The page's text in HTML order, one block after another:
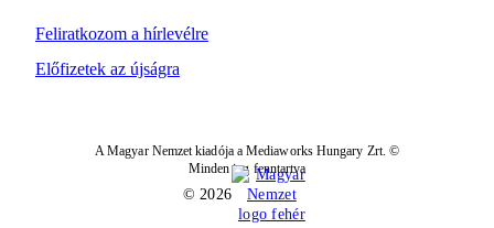
Feliratkozom a hírlevélre
Előfizetek az újságra
A Magyar Nemzet kiadója a Mediaworks Hungary Zrt. ©
Minden jog fenntartva
© 2026